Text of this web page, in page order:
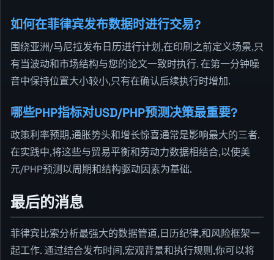
如何在菲律宾发布数据时进行交易?
围绕亚洲/马尼拉发布日历进行计划,在印刷之前定义场景,只
有当波动和市场结构与您的论文一致时执行. 在第一分钟噪
音中保持位置大小较小,只有在确认后续执行时增加.
哪些PHP指标对USD/PHP预测决策最重要?
政策利率预期,通胀势头和增长惊喜通常是影响最大的三者.
在实践中,将这些与贸易平衡和劳动力数据相结合,以使美
元/PHP预测以周期和结构驱动因素为基础.
最后的消息
菲律宾比索分析最强大的数据管道,日历纪律,和风险框架一
起工作. 通过结合发布时间,宏观背景和执行规则,你可以将